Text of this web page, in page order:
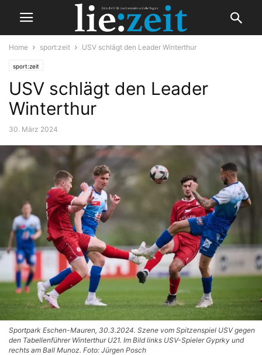
Home sport:zeit USV schlägt den Leader Winterthur
sport:zeit
USV schlägt den Leader
Winterthur
30. März 2024
Sportpark Eschen-Mauren, 30.3.2024. Szene vom Spitzenspiel USV gegen
den Tabellenführer Winterthur U21. Im Bild links USV-Spieler Gyprky und
rechts am Ball Munoz. Foto: Jürgen Posch